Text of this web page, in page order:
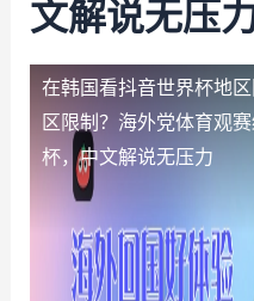
文解说无压
在韩国看抖音世界杯地区
区限制？海外党体育观
杯，中文解说无压力